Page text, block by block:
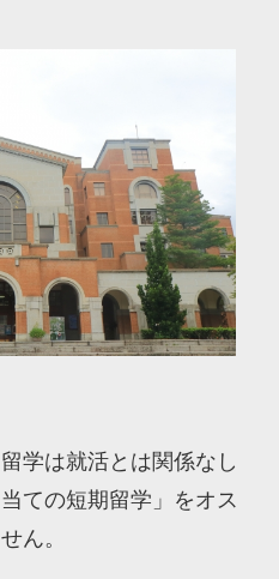
学は就活とは関係なし
ての短期留学」をオス
ん。